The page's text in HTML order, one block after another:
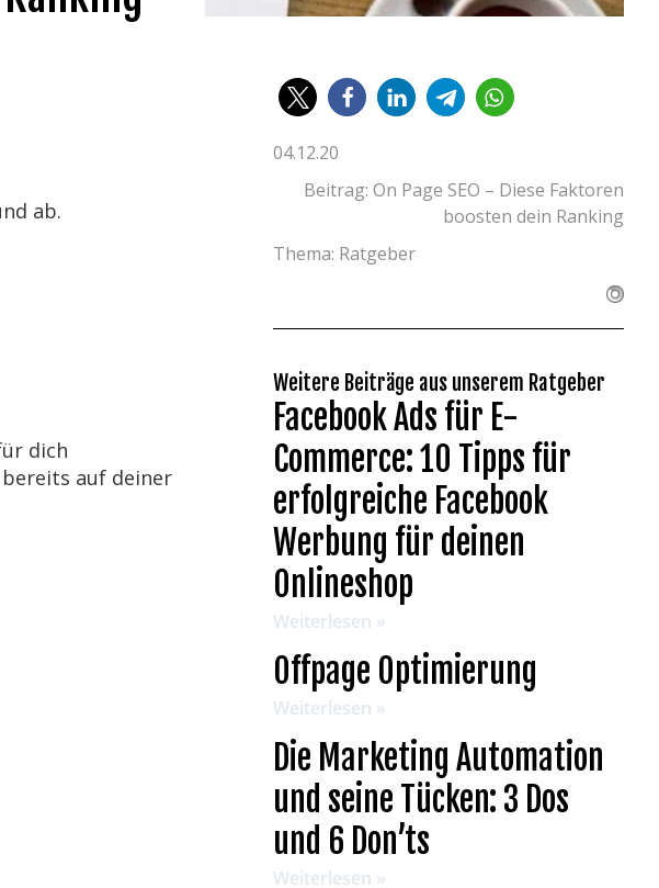
ab.
dich
auf deiner
04.12.20
Beitrag: On Page SEO – Diese Faktoren
boosten dein Ranking
Thema: Ratgeber
Weitere Beiträge aus unserem Ratgeber
Facebook Ads für E-
Commerce: 10 Tipps für
erfolgreiche Facebook
Werbung für deinen
Onlineshop
Weiterlesen »
Offpage Optimierung
Weiterlesen »
Die Marketing Automation
und seine Tücken: 3 Dos
und 6 Don’ts
Weiterlesen »